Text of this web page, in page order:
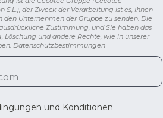
S.L.), der Zweck der Verarbeitung ist es, Ihnen
Unternehmen der Gruppe zu senden. Die
Zustimmung, und Sie haben das
und andere Rechte, wie in unserer
Datenschutzbestimmungen
und Konditionen